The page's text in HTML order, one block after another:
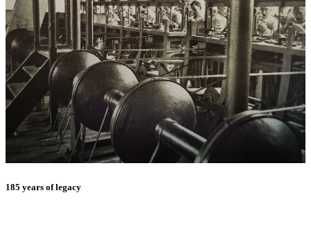
185 years of legacy